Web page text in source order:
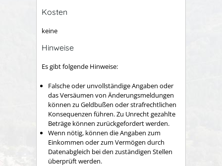
Kosten
keine
Hinweise
Es gibt folgende Hinweise:
Falsche oder unvollständige Angaben oder
das Versäumen von Änderungsmeldungen
können zu Geldbußen oder strafrechtlichen
Konsequenzen führen. Zu Unrecht gezahlte
Beträge können zurückgefordert werden.
Wenn nötig, können die Angaben zum
Einkommen oder zum Vermögen durch
Datenabgleich bei den zuständigen Stellen
überprüft werden.